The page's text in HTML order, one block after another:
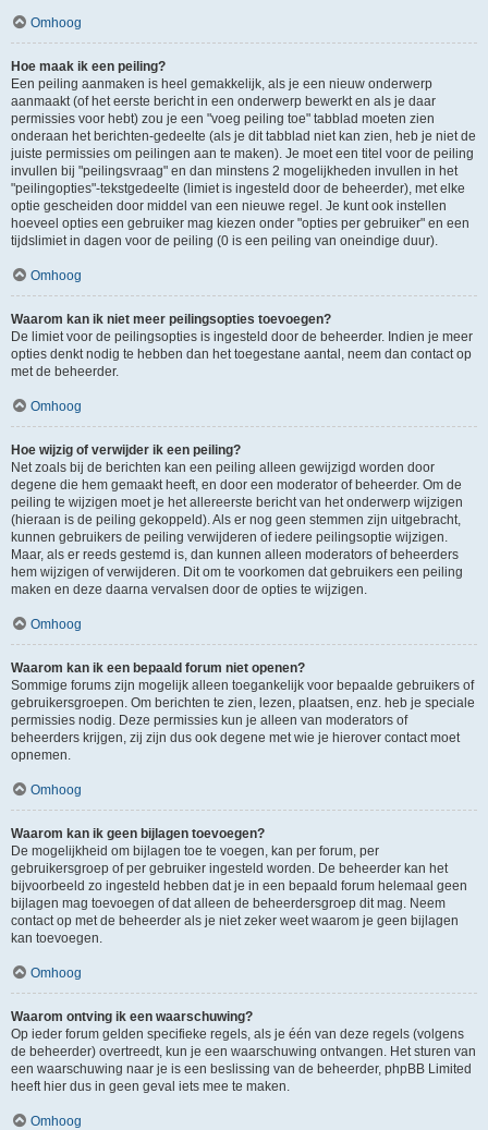
Omhoog
Hoe maak ik een peiling?
Een peiling aanmaken is heel gemakkelijk, als je een nieuw onderwerp
aanmaakt (of het eerste bericht in een onderwerp bewerkt en als je daar
permissies voor hebt) zou je een "voeg peiling toe" tabblad moeten zien
onderaan het berichten-gedeelte (als je dit tabblad niet kan zien, heb je niet de
juiste permissies om peilingen aan te maken). Je moet een titel voor de peiling
invullen bij "peilingsvraag" en dan minstens 2 mogelijkheden invullen in het
"peilingopties"-tekstgedeelte (limiet is ingesteld door de beheerder), met elke
optie gescheiden door middel van een nieuwe regel. Je kunt ook instellen
hoeveel opties een gebruiker mag kiezen onder "opties per gebruiker" en een
tijdslimiet in dagen voor de peiling (0 is een peiling van oneindige duur).
Omhoog
Waarom kan ik niet meer peilingsopties toevoegen?
De limiet voor de peilingsopties is ingesteld door de beheerder. Indien je meer
opties denkt nodig te hebben dan het toegestane aantal, neem dan contact op
met de beheerder.
Omhoog
Hoe wijzig of verwijder ik een peiling?
Net zoals bij de berichten kan een peiling alleen gewijzigd worden door
degene die hem gemaakt heeft, en door een moderator of beheerder. Om de
peiling te wijzigen moet je het allereerste bericht van het onderwerp wijzigen
(hieraan is de peiling gekoppeld). Als er nog geen stemmen zijn uitgebracht,
kunnen gebruikers de peiling verwijderen of iedere peilingsoptie wijzigen.
Maar, als er reeds gestemd is, dan kunnen alleen moderators of beheerders
hem wijzigen of verwijderen. Dit om te voorkomen dat gebruikers een peiling
maken en deze daarna vervalsen door de opties te wijzigen.
Omhoog
Waarom kan ik een bepaald forum niet openen?
Sommige forums zijn mogelijk alleen toegankelijk voor bepaalde gebruikers of
gebruikersgroepen. Om berichten te zien, lezen, plaatsen, enz. heb je speciale
permissies nodig. Deze permissies kun je alleen van moderators of
beheerders krijgen, zij zijn dus ook degene met wie je hierover contact moet
opnemen.
Omhoog
Waarom kan ik geen bijlagen toevoegen?
De mogelijkheid om bijlagen toe te voegen, kan per forum, per
gebruikersgroep of per gebruiker ingesteld worden. De beheerder kan het
bijvoorbeeld zo ingesteld hebben dat je in een bepaald forum helemaal geen
bijlagen mag toevoegen of dat alleen de beheerdersgroep dit mag. Neem
contact op met de beheerder als je niet zeker weet waarom je geen bijlagen
kan toevoegen.
Omhoog
Waarom ontving ik een waarschuwing?
Op ieder forum gelden specifieke regels, als je één van deze regels (volgens
de beheerder) overtreedt, kun je een waarschuwing ontvangen. Het sturen van
een waarschuwing naar je is een beslissing van de beheerder, phpBB Limited
heeft hier dus in geen geval iets mee te maken.
Omhoog